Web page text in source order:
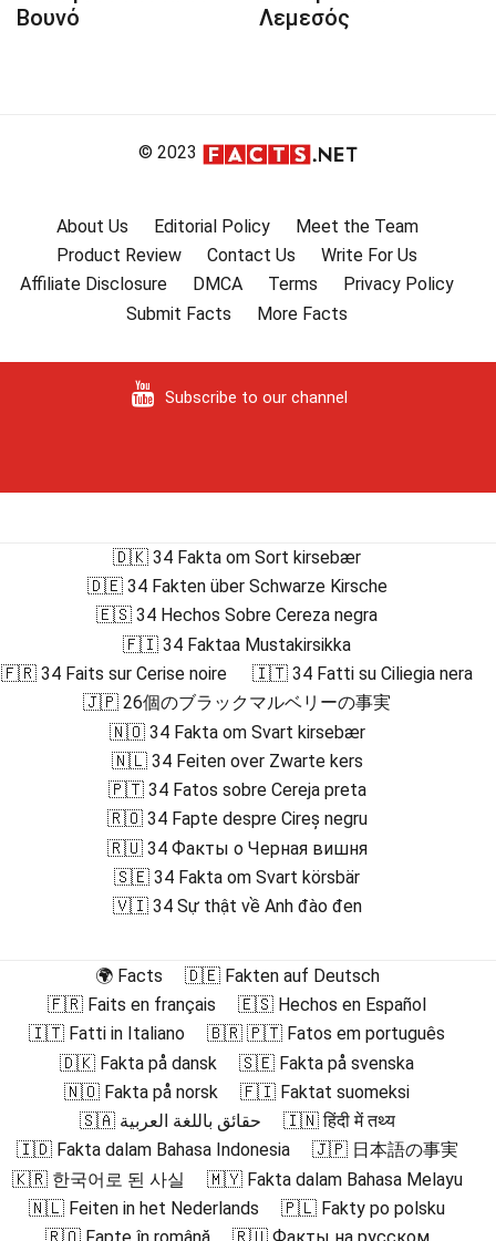
Βουνό
Λεμεσός
© 2023
About Us Editorial Policy
Meet the Team
Product Review
Contact Us
Write For Us
Affiliate Disclosure
DMCA Terms
Privacy Policy
Submit Facts
More Facts
Subscribe to our channel
🇩🇰 34 Fakta om Sort kirsebær
🇩🇪 34 Fakten über Schwarze Kirsche
🇪🇸 34 Hechos Sobre Cereza negra
🇫🇮 34 Faktaa Mustakirsikka
🇫🇷 34 Faits sur Cerise noire
🇮🇹 34 Fatti su Ciliegia nera
🇯🇵 26個のブラックマルベリーの事実
🇳🇴 34 Fakta om Svart kirsebær
🇳🇱 34 Feiten over Zwarte kers
🇵🇹 34 Fatos sobre Cereja preta
🇷🇴 34 Fapte despre Cireș negru
🇷🇺 34 Факты о Черная вишня
🇸🇪 34 Fakta om Svart körsbär
🇻🇮 34 Sự thật về Anh đào đen
🌍 Facts
🇩🇪 Fakten auf Deutsch
🇫🇷 Faits en français
🇪🇸 Hechos en Español
🇮🇹 Fatti in Italiano
🇧🇷 🇵🇹 Fatos em português
🇩🇰 Fakta på dansk
🇸🇪 Fakta på svenska
🇳🇴 Fakta på norsk
🇫🇮 Faktat suomeksi
🇸🇦 حقائق باللغة العربية
🇮🇳 हिंदी में तथ्य
🇮🇩 Fakta dalam Bahasa Indonesia
🇯🇵 日本語の事実
🇰🇷 한국어로 된 사실
🇲🇾 Fakta dalam Bahasa Melayu
🇳🇱 Feiten in het Nederlands
🇵🇱 Fakty po polsku